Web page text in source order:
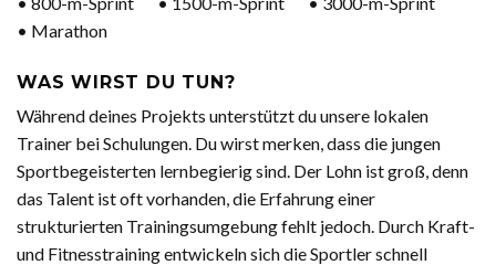
• Marathon
WAS WIRST DU TUN?
Während deines Projekts unterstützt du unsere lokalen
Trainer bei Schulungen. Du wirst merken, dass die jungen
Sportbegeisterten lernbegierig sind. Der Lohn ist groß, denn
das Talent ist oft vorhanden, die Erfahrung einer
strukturierten Trainingsumgebung fehlt jedoch. Durch Kraft-
und Fitnesstraining entwickeln sich die Sportler schnell